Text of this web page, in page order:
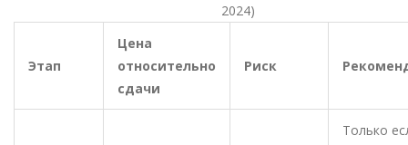
2024)
Этап
Цена
относительно
сдачи
Риск
Только